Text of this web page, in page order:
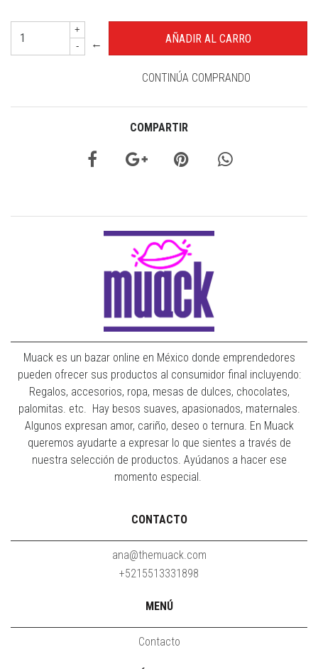
+
-
←
CONTINÚA COMPRANDO
COMPARTIR
Muack es un bazar online en México donde emprendedores
pueden ofrecer sus productos al consumidor final incluyendo:
Regalos, accesorios, ropa, mesas de dulces, chocolates,
palomitas. etc. Hay besos suaves, apasionados, maternales.
Algunos expresan amor, cariño, deseo o ternura. En Muack
queremos ayudarte a expresar lo que sientes a través de
nuestra selección de productos. Ayúdanos a hacer ese
momento especial.
CONTACTO
ana@themuack.com
+5215513331898
MENÚ
Contacto